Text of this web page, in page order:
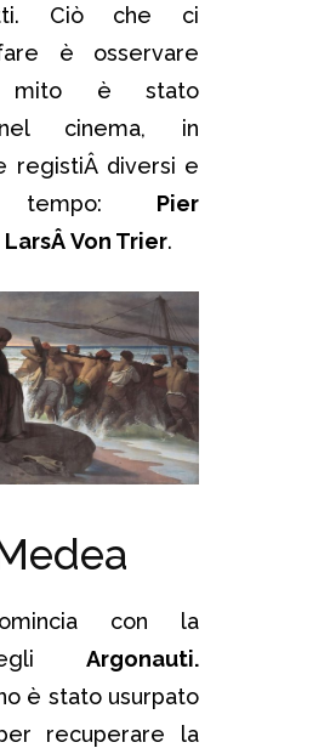
Ciò che ci
è osservare
mito è stato
nel cinema, in
registiÂ diversi e
tempo: Pier
LarsÂ Von Trier.
con la
Argonauti.
è stato usurpato
recuperare la